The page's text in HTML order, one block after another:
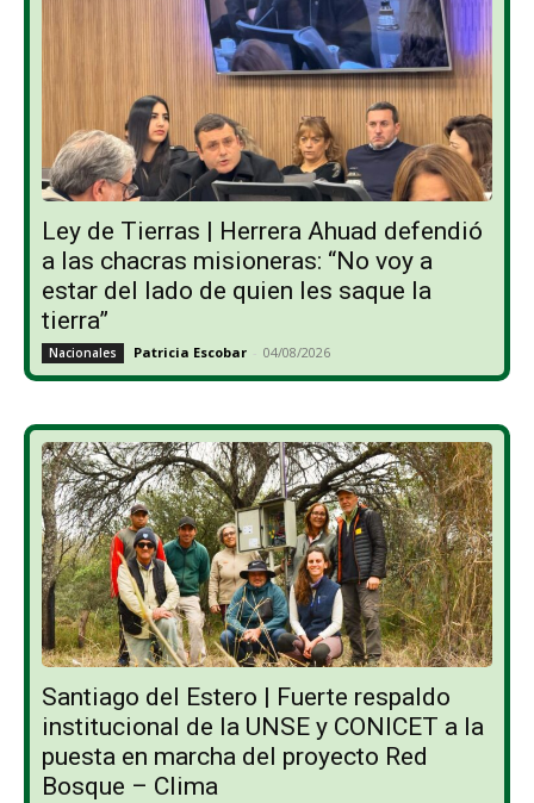
Ley de Tierras | Herrera Ahuad defendió
a las chacras misioneras: “No voy a
estar del lado de quien les saque la
tierra”
Nacionales Patricia Escobar - 04/08/2026
Santiago del Estero | Fuerte respaldo
institucional de la UNSE y CONICET a la
puesta en marcha del proyecto Red
Bosque – Clima